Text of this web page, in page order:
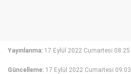
Yayınlanma: 17 Eylül 2022 Cumartesi 08:25
Güncelleme: 17 Eylül 2022 Cumartesi 09:03